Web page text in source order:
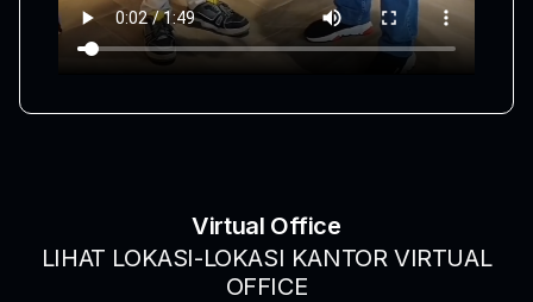
Virtual Office
LIHAT LOKASI-LOKASI KANTOR VIRTUAL
OFFICE